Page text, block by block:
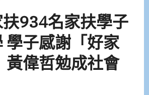
934名家扶學子
學子感謝「好家
黃偉哲勉成社會